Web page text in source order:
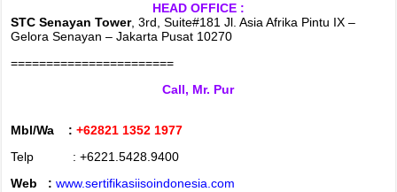
HEAD OFFICE :
STC Senayan Tower, 3rd, Suite#181 Jl. Asia Afrika Pintu IX –
Gelora Senayan – Jakarta Pusat 10270
=======================
Call, Mr. Pur
Mbl/Wa :+62821 1352 1977
Telp : +6221.5428.9400
Web :www.sertifikasiisoindonesia.com